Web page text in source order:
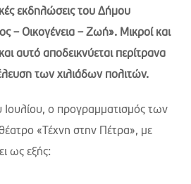
εκδηλώσεις του Δήμου
– Οικογένεια – Ζωή». Μικροί και
αυτό αποδεικνύεται περίτρανα
των χιλιάδων πολιτών.
Ιουλίου, ο προγραμματισμός των
«Τέχνη στην Πέτρα», με
ως εξής: